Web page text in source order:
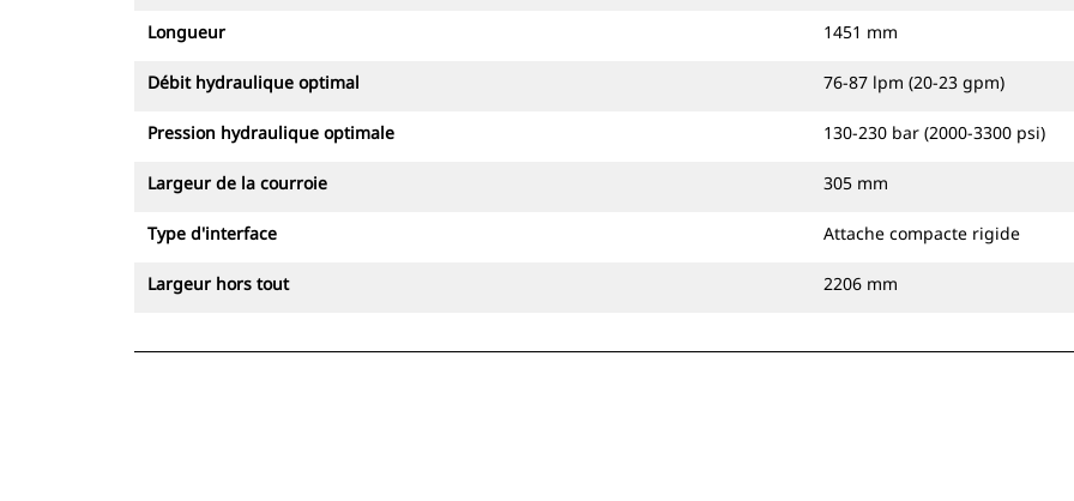
Longueur 1451 mm
Débit hydraulique optimal 76-87 lpm (20-23 gpm)
Pression hydraulique optimale 130-230 bar (2000-3300 psi)
Largeur de la courroie 305 mm
Type d'interface Attache compacte rigide
Largeur hors tout 2206 mm